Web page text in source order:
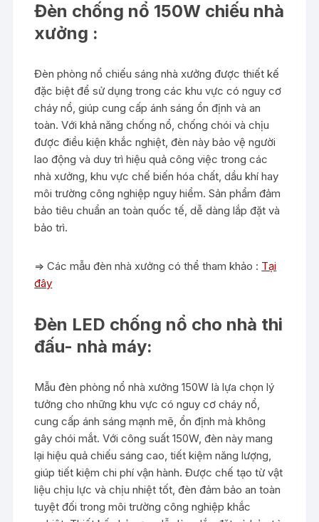
Đèn chống nổ 150W chiếu nhà
xưởng :
Đèn phòng nổ chiếu sáng nhà xưởng được thiết kế
đặc biệt để sử dụng trong các khu vực có nguy cơ
cháy nổ, giúp cung cấp ánh sáng ổn định và an
toàn. Với khả năng chống nổ, chống chói và chịu
được điều kiện khắc nghiệt, đèn này bảo vệ người
lao động và duy trì hiệu quả công việc trong các
nhà xưởng, khu vực chế biến hóa chất, dầu khí hay
môi trường công nghiệp nguy hiểm. Sản phẩm đảm
bảo tiêu chuẩn an toàn quốc tế, dễ dàng lắp đặt và
bảo trì.
=> Các mẫu đèn nhà xưởng có thể tham khảo : Tại
đây
Đèn LED chống nổ cho nhà thi
đấu- nhà máy:
Mẫu đèn phòng nổ nhà xưởng 150W là lựa chọn lý
tưởng cho những khu vực có nguy cơ cháy nổ,
cung cấp ánh sáng mạnh mẽ, ổn định mà không
gây chói mắt. Với công suất 150W, đèn này mang
lại hiệu quả chiếu sáng cao, tiết kiệm năng lượng,
giúp tiết kiệm chi phí vận hành. Được chế tạo từ vật
liệu chịu lực và chịu nhiệt tốt, đèn đảm bảo an toàn
tuyệt đối trong môi trường công nghiệp khắc